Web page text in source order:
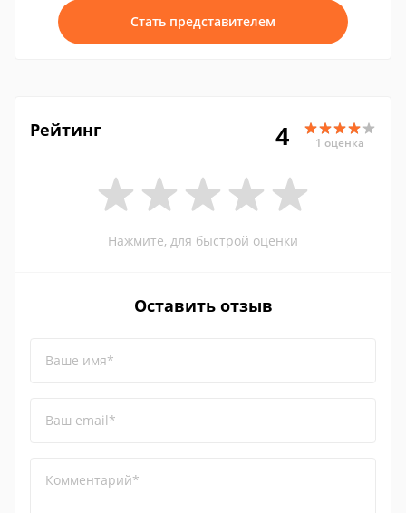
Стать представителем
Рейтинг 4 1 оценка
Нажмите, для быстрой оценки
Оставить отзыв
Ваше имя*
Ваш email*
Комментарий*